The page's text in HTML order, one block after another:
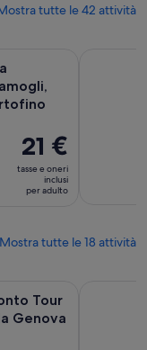
tutte le 42 attività
Il
prezzo
è
21 €
adulto
21 €
tasse e oneri
inclusi
per adulto
Mostra tutte le 18 attività
Tour
Genova